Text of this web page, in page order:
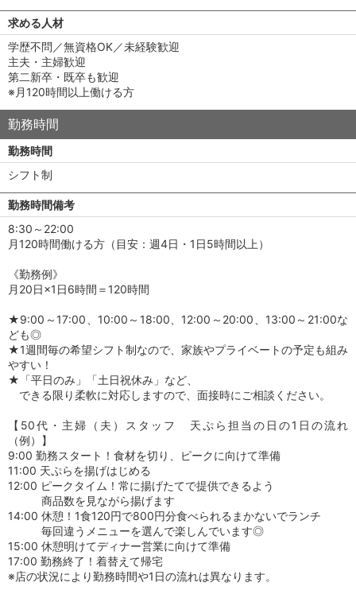
求める人材
学歴不問／無資格OK／未経験歓迎
主夫・主婦歓迎
第二新卒・既卒も歓迎
※月120時間以上働ける方
勤務時間
勤務時間
シフト制
勤務時間備考
8:30～22:00
月120時間働ける方（目安：週4日・1日5時間以上）
《勤務例》
月20日×1日6時間＝120時間
★9:00～17:00、10:00～18:00、12:00～20:00、13:00～21:00な
ども◎
★1週間毎の希望シフト制なので、家族やプライベートの予定も組み
やすい！
★「平日のみ」「土日祝休み」など、
できる限り柔軟に対応しますので、面接時にご相談ください。
【50代・主婦（夫）スタッフ 天ぷら担当の日の1日の流れ
（例）】
9:00 勤務スタート！食材を切り、ピークに向けて準備
11:00 天ぷらを揚げはじめる
12:00 ピークタイム！常に揚げたてで提供できるよう
商品数を見ながら揚げます
14:00 休憩！1食120円で800円分食べられるまかないでランチ
毎回違うメニューを選んで楽しんでいます◎
15:00 休憩明けてディナー営業に向けて準備
17:00 勤務終了！着替えて帰宅
※店の状況により勤務時間や1日の流れは異なります。